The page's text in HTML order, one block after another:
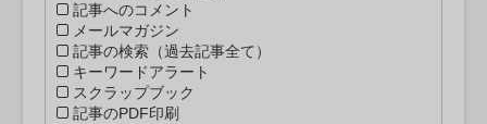
記事へのコメント
メールマガジン
記事の検索（過去記事全て）
キーワードアラート
スクラップブック
記事のPDF印刷